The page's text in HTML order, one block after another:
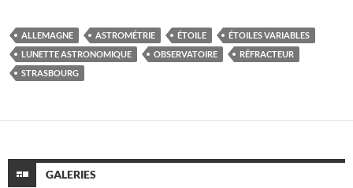
ALLEMAGNE ASTROMÉTRIE ÉTOILE
ÉTOILES VARIABLES
LUNETTE ASTRONOMIQUE
OBSERVATOIRE
RÉFRACTEUR
STRASBOURG
GALERIES